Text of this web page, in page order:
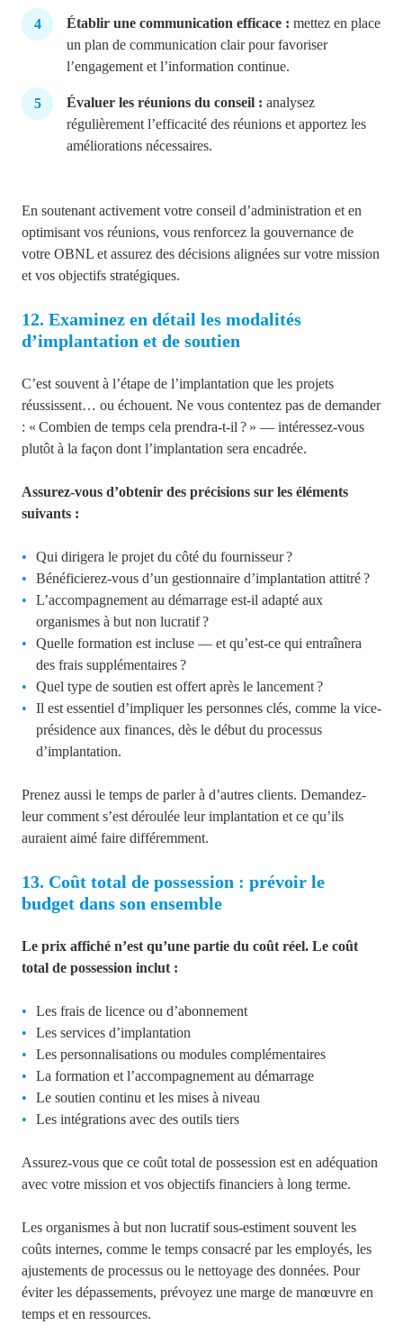
Établir une communication efficace : mettez en place
un plan de communication clair pour favoriser
l’engagement et l’information continue.
Évaluer les réunions du conseil : analysez
régulièrement l’efficacité des réunions et apportez les
améliorations nécessaires.
En soutenant activement votre conseil d’administration et en
optimisant vos réunions, vous renforcez la gouvernance de
votre OBNL et assurez des décisions alignées sur votre mission
et vos objectifs stratégiques.
12. Examinez en détail les modalités
d’implantation et de soutien
C’est souvent à l’étape de l’implantation que les projets
réussissent… ou échouent. Ne vous contentez pas de demander
: « Combien de temps cela prendra-t-il ? » — intéressez-vous
plutôt à la façon dont l’implantation sera encadrée.
Assurez-vous d’obtenir des précisions sur les éléments
suivants :
Qui dirigera le projet du côté du fournisseur ?
Bénéficierez-vous d’un gestionnaire d’implantation attitré ?
L’accompagnement au démarrage est-il adapté aux
organismes à but non lucratif ?
Quelle formation est incluse — et qu’est-ce qui entraînera
des frais supplémentaires ?
Quel type de soutien est offert après le lancement ?
Il est essentiel d’impliquer les personnes clés, comme la vice-
présidence aux finances, dès le début du processus
d’implantation.
Prenez aussi le temps de parler à d’autres clients. Demandez-
leur comment s’est déroulée leur implantation et ce qu’ils
auraient aimé faire différemment.
13. Coût total de possession : prévoir le
budget dans son ensemble
Le prix affiché n’est qu’une partie du coût réel. Le coût
total de possession inclut :
Les frais de licence ou d’abonnement
Les services d’implantation
Les personnalisations ou modules complémentaires
La formation et l’accompagnement au démarrage
Le soutien continu et les mises à niveau
Les intégrations avec des outils tiers
Assurez-vous que ce coût total de possession est en adéquation
avec votre mission et vos objectifs financiers à long terme.
Les organismes à but non lucratif sous-estiment souvent les
coûts internes, comme le temps consacré par les employés, les
ajustements de processus ou le nettoyage des données. Pour
éviter les dépassements, prévoyez une marge de manœuvre en
temps et en ressources.